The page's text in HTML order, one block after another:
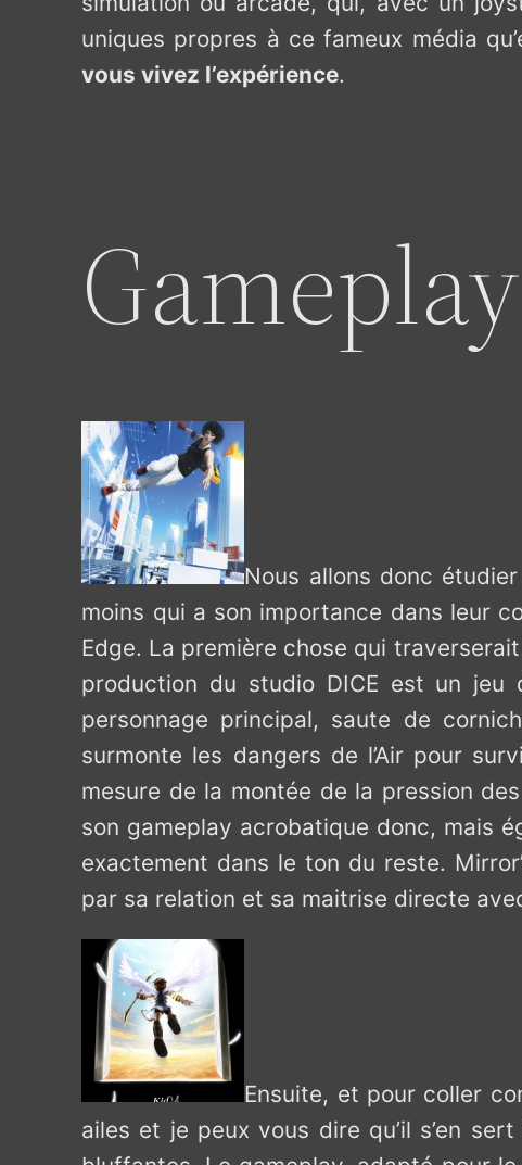
uniques propres à ce fameux média
vous vivez l’expérience.
Nous allons donc
moins qui a son importance dans leur
Edge. La première chose qui
production du studio DICE est un jeu
personnage principal, saute de
surmonte les dangers de l’Air pour
mesure de la montée de la pression
son gameplay acrobatique donc, mais
exactement dans le ton du reste.
par sa relation et sa maitrise directe avec
Ensuite, et pour coller
ailes et je peux vous dire qu’il s’en